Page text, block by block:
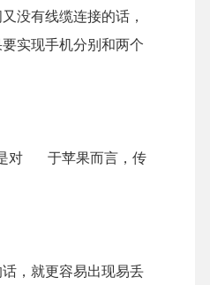
没有线缆连接的话，
实现手机分别和两个
是对 于苹果而言，传
，就更容易出现易丢